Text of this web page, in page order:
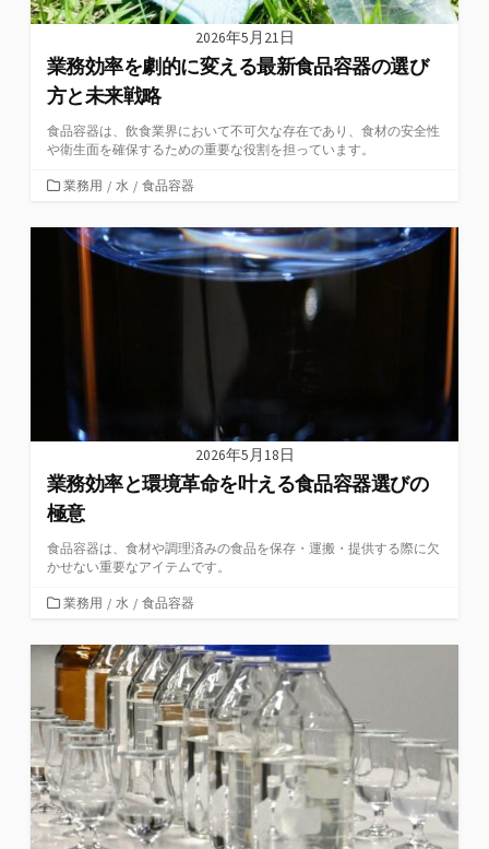
2026年5月21日
業務効率を劇的に変える最新食品容器の選び
方と未来戦略
食品容器は、飲食業界において不可欠な存在であり、食材の安全性
や衛生面を確保するための重要な役割を担っています。
カ
ゴ
業務用 / 水 / 食品容器
2026年5月18日
業務効率と環境革命を叶える食品容器選びの
極意
食品容器は、食材や調理済みの食品を保存・運搬・提供する際に欠
かせない重要なアイテムです。
カ
ゴ
リ
ー
業務用 / 水 / 食品容器